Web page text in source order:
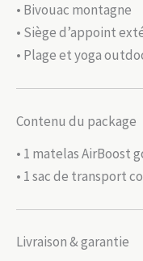
• Bivouac montagne
• Siège d’appoint
• Plage et yoga
Contenu du package
• 1 matelas AirBoost
• 1 sac de transport
Livraison & garantie